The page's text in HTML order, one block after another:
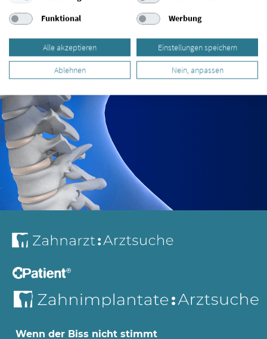
Wenn der Biss nicht stimmt
Funktional
Werbung
Alle akzeptieren Einstellungen speichern
Ablehnen Nein, anpassen